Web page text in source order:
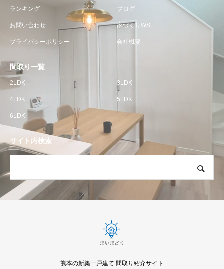
ランキング ブログ
お問い合わせ 家づくりWS
プライバシーポリシー 会社概要
間取り一覧
2LDK 3LDK
4LDK 5LDK
6LDK
サイト内検索
熊本の新築一戸建て 間取り紹介サイト